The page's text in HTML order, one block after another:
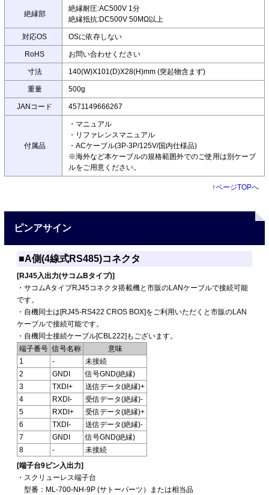
絶縁部
絶縁耐圧:AC500V 1分
絶縁抵抗:DC500V 50MΩ以上
対応OS OSに依存しない
RoHS お問い合わせください
寸法 140(W)X101(D)X28(H)mm (突起物含まず)
重量 500g
JANコード 4571149666267
付属品
・マニュアル
・リファレンスマニュアル
・ACケーブル(3P-3P/125V/国内仕様品)
※海外など本ケーブルの規格範囲外でのご使用は別ケーブ
ルをご用意ください。
↑ページTOPへ
ピンアサイン
■A側(4線式RS485)コネクタ
[RJ45入出力(サコムBタイプ)]
・サコムAタイプRJ45コネクタ搭載機と市販のLANケーブルで接続可能
です。
・自機同士は[RJ45-RS422 CROS BOX]をご利用いただくと市販のLAN
ケーブルで接続可能です。
・自機同士接続ケーブル[CBL222]もございます。
端子番号 信号名称
意味
1
-
未接続
2
GNDI
信号GND(絶縁)
3
TXDI+
送信データ(絶縁)+
4
RXDI-
受信データ(絶縁)-
5
RXDI+
受信データ(絶縁)+
6
TXDI-
送信データ(絶縁)-
7
GNDI
信号GND(絶縁)
8
-
未接続
[端子台9ピン入出力]
・スクリューレス端子台
型番：ML-700-NH-9P (サトーパーツ）または相当品